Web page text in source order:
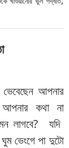
আপনার
কথা না
লাগবে? যদি
ঘুম ভেংগে পা দুটো